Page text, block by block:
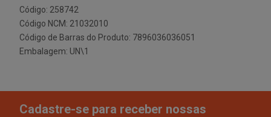
Código: 258742
Código NCM: 21032010
Código de Barras do Produto: 7896036036051
Embalagem: UN\1
Cadastre-se para receber nossas